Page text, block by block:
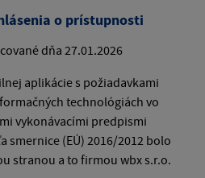
o prístupnosti
dňa 27.01.2026
aplikácie s požiadavkami
technológiách vo
vykonávacími predpismi
smernice (EÚ) 2016/2012 bolo
stranou a to firmou wbx s.r.o.